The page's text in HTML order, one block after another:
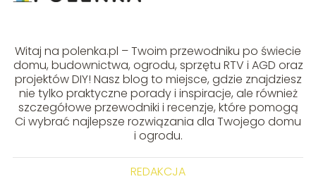
Witaj na polenka.pl – Twoim przewodniku po świecie
domu, budownictwa, ogrodu, sprzętu RTV i AGD oraz
projektów DIY! Nasz blog to miejsce, gdzie znajdziesz
nie tylko praktyczne porady i inspiracje, ale również
szczegółowe przewodniki i recenzje, które pomogą
Ci wybrać najlepsze rozwiązania dla Twojego domu
i ogrodu.
REDAKCJA